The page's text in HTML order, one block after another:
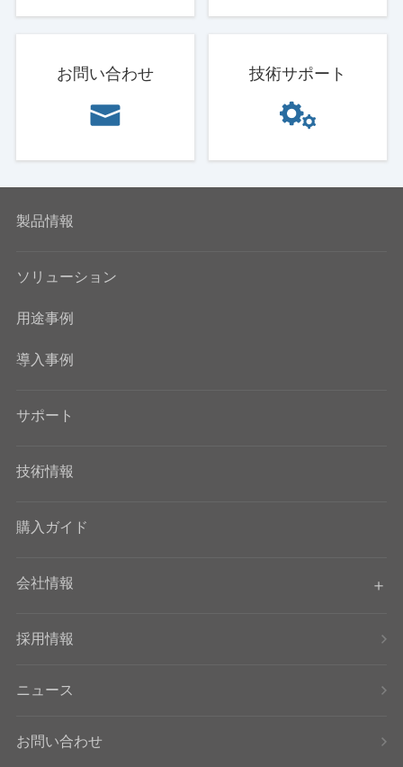
お問い合わせ 技術サポート
製品情報
ソリューション
用途事例
導入事例
サポート
技術情報
購入ガイド
会社情報
採用情報
ニュース
お問い合わせ